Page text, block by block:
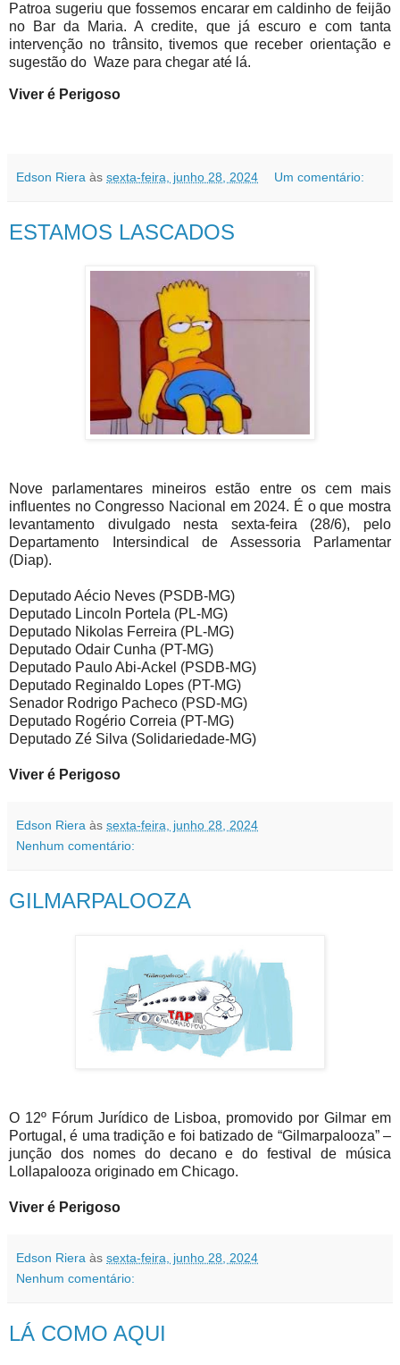
Patroa sugeriu que fossemos encarar em caldinho de feijão
no Bar da Maria. A credite, que já escuro e com tanta
intervenção no trânsito, tivemos que receber orientação e
sugestão do Waze para chegar até lá.
Viver é Perigoso
Edson Riera às sexta-feira, junho 28, 2024 Um comentário:
ESTAMOS LASCADOS
Nove parlamentares mineiros estão entre os cem mais
influentes no Congresso Nacional em 2024. É o que mostra
levantamento divulgado nesta sexta-feira (28/6), pelo
Departamento Intersindical de Assessoria Parlamentar
(Diap).
Deputado Aécio Neves (PSDB-MG)
Deputado Lincoln Portela (PL-MG)
Deputado Nikolas Ferreira (PL-MG)
Deputado Odair Cunha (PT-MG)
Deputado Paulo Abi-Ackel (PSDB-MG)
Deputado Reginaldo Lopes (PT-MG)
Senador Rodrigo Pacheco (PSD-MG)
Deputado Rogério Correia (PT-MG)
Deputado Zé Silva (Solidariedade-MG)
Viver é Perigoso
Edson Riera às sexta-feira, junho 28, 2024
Nenhum comentário:
GILMARPALOOZA
O 12º Fórum Jurídico de Lisboa, promovido por Gilmar em
Portugal, é uma tradição e foi batizado de “Gilmarpalooza” –
junção dos nomes do decano e do festival de música
Lollapalooza originado em Chicago.
Viver é Perigoso
Edson Riera às sexta-feira, junho 28, 2024
Nenhum comentário:
LÁ COMO AQUI